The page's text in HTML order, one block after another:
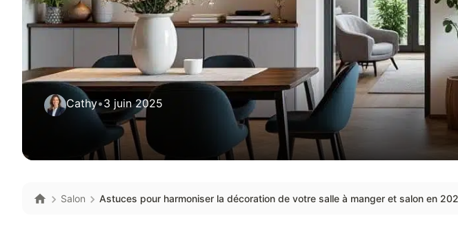
Cathy•3 juin 2025
Salon Astuces pour harmoniser la décoration de votre salle à manger et salon en